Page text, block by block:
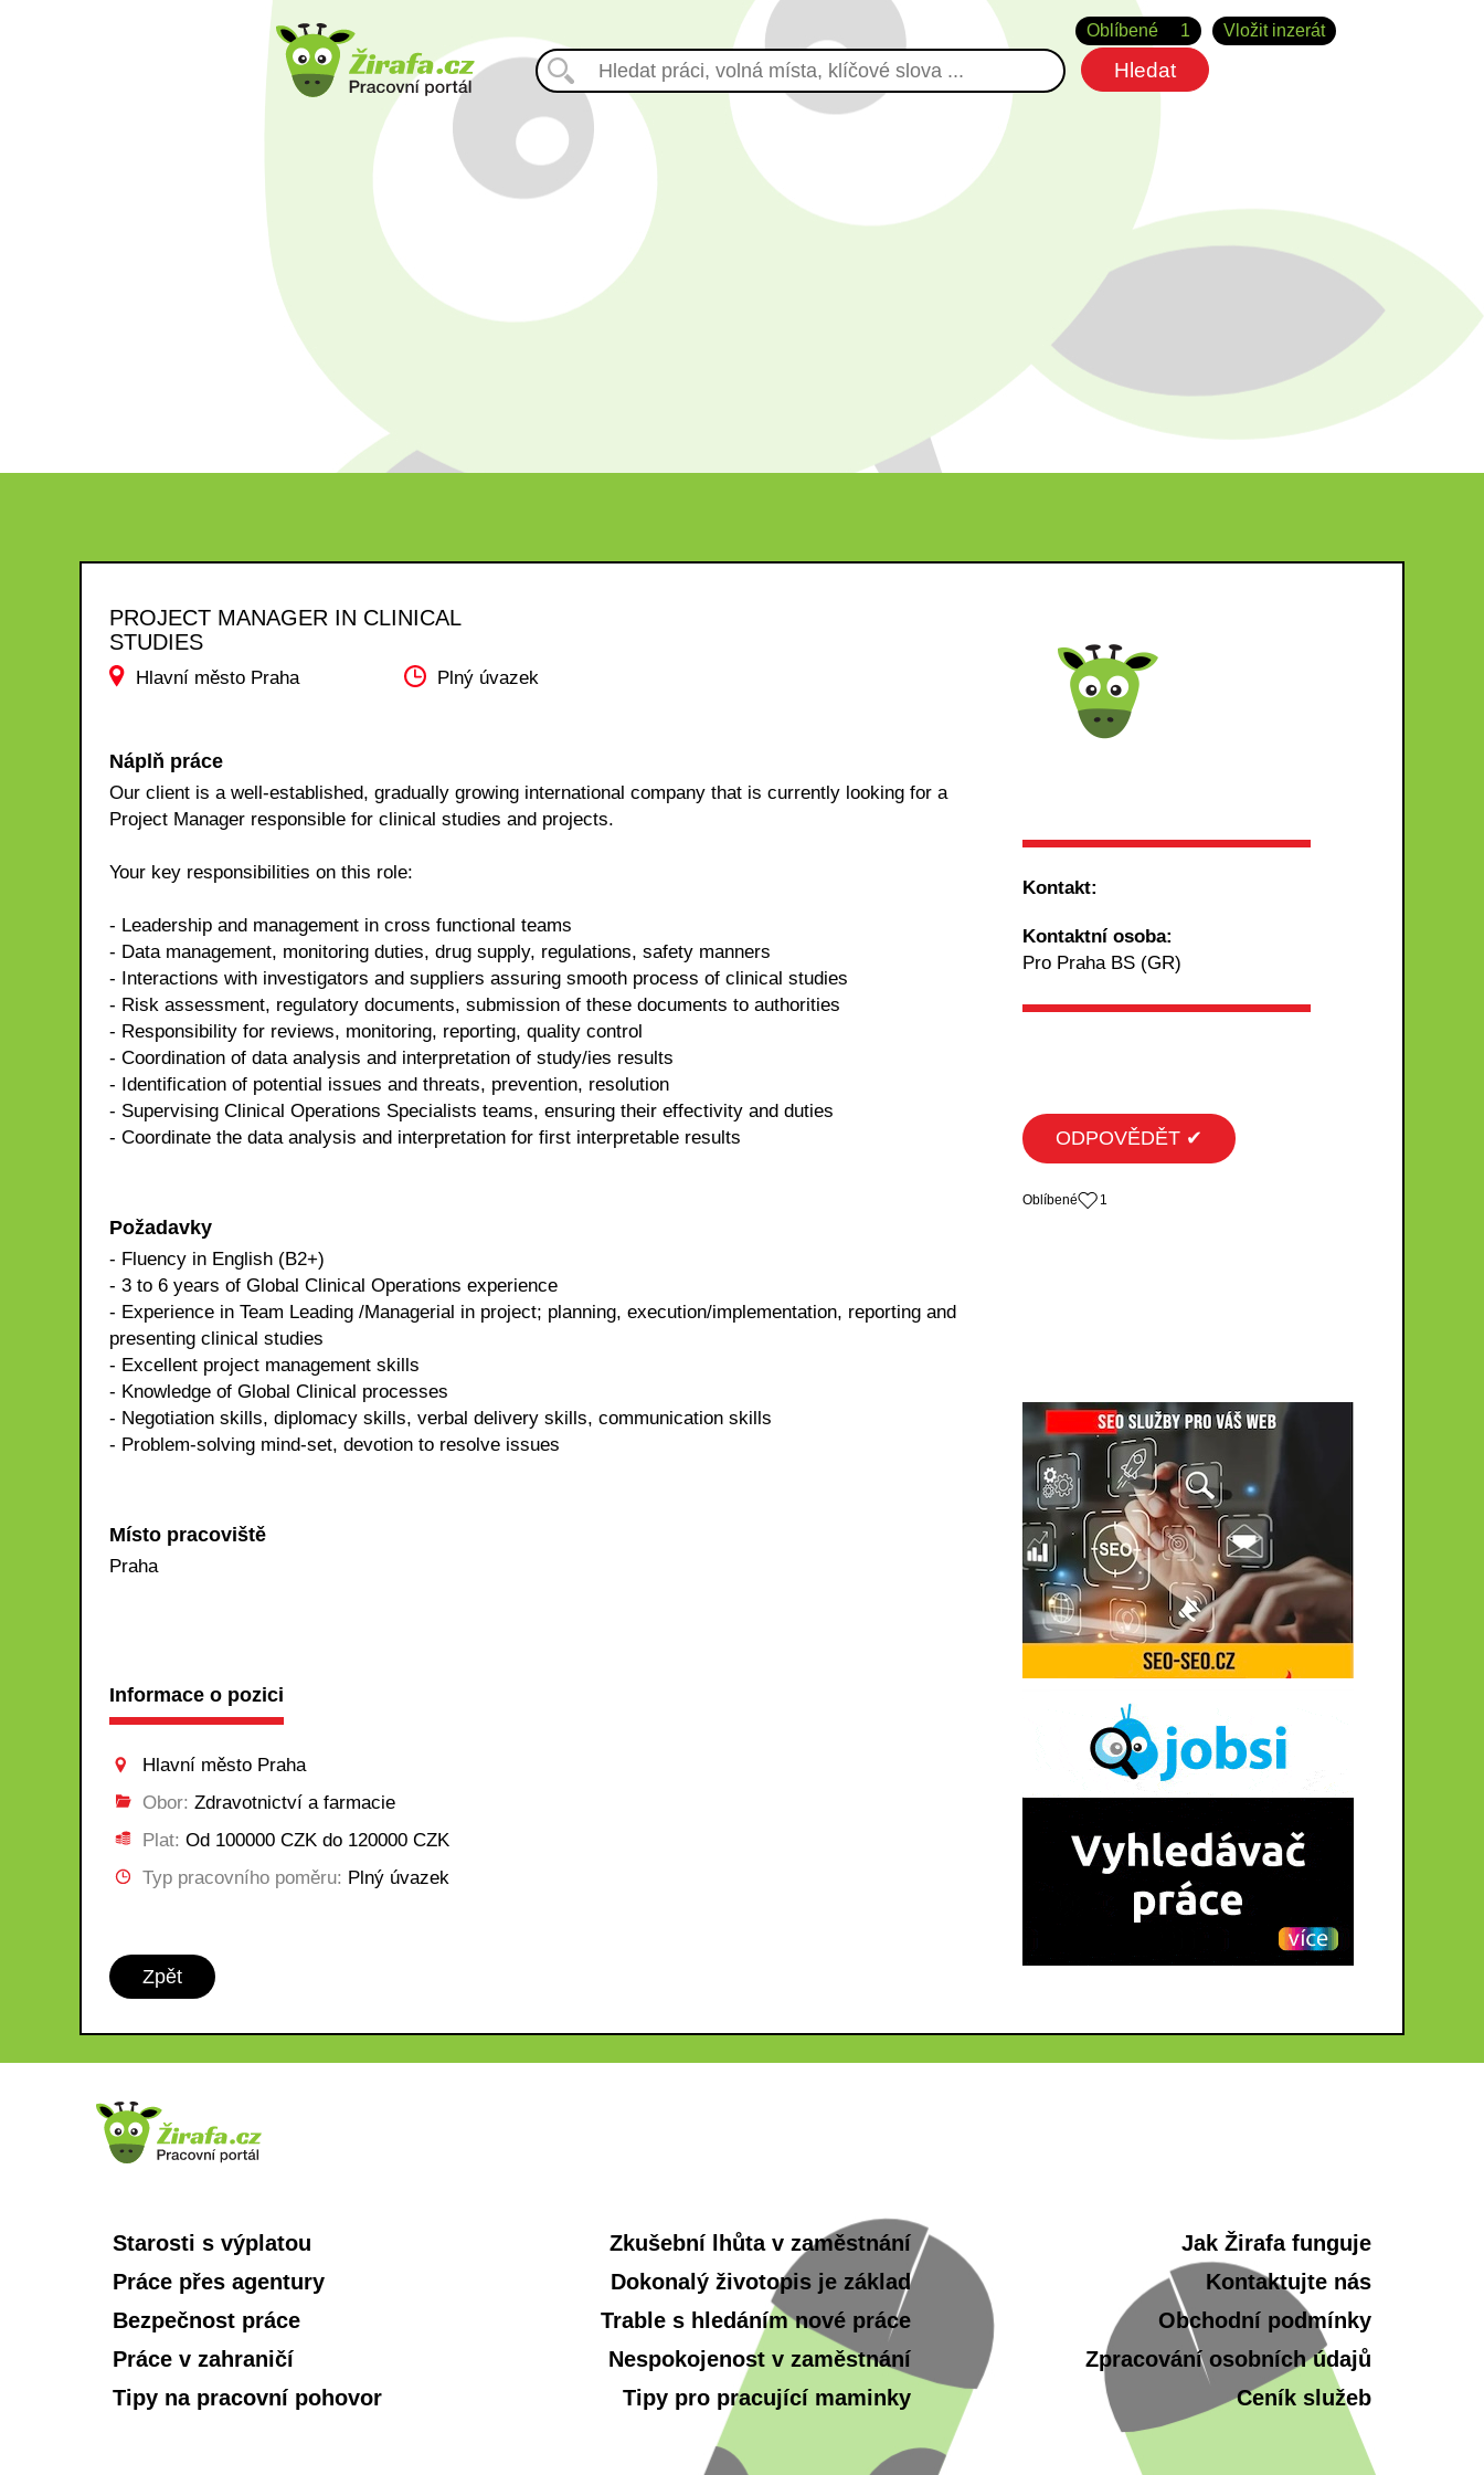
Vložit inzerát
Oblíbené 1
PROJECT MANAGER IN CLINICAL
STUDIES
Hlavní město Praha Plný úvazek
Náplň práce
Our client is a well-established, gradually growing international company that is currently looking for a
Project Manager responsible for clinical studies and projects.
Your key responsibilities on this role:
- Leadership and management in cross functional teams
- Data management, monitoring duties, drug supply, regulations, safety manners
- Interactions with investigators and suppliers assuring smooth process of clinical studies
- Risk assessment, regulatory documents, submission of these documents to authorities
- Responsibility for reviews, monitoring, reporting, quality control
- Coordination of data analysis and interpretation of study/ies results
- Identification of potential issues and threats, prevention, resolution
- Supervising Clinical Operations Specialists teams, ensuring their effectivity and duties
- Coordinate the data analysis and interpretation for first interpretable results
Požadavky
- Fluency in English (B2+)
- 3 to 6 years of Global Clinical Operations experience
- Experience in Team Leading /Managerial in project; planning, execution/implementation, reporting and
presenting clinical studies
- Excellent project management skills
- Knowledge of Global Clinical processes
- Negotiation skills, diplomacy skills, verbal delivery skills, communication skills
- Problem-solving mind-set, devotion to resolve issues
Místo pracoviště
Praha
Informace o pozici
Hlavní město Praha
Obor: Zdravotnictví a farmacie
Plat: Od 100000 CZK do 120000 CZK
Typ pracovního poměru: Plný úvazek
Zpět
Kontakt:
Kontaktní osoba:
Pro Praha BS (GR)
ODPOVĚDĚT ✔
Oblíbené 1
Starosti s výplatou
Práce přes agentury
Bezpečnost práce
Práce v zahraničí
Tipy na pracovní pohovor
Zkušební lhůta v zaměstnání
Dokonalý životopis je základ
Trable s hledáním nové práce
Nespokojenost v zaměstnání
Tipy pro pracující maminky
Jak Žirafa funguje
Kontaktujte nás
Obchodní podmínky
Zpracování osobních údajů
Ceník služeb